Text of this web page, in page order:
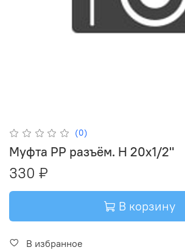
(0)
Муфта PP разъём. Н 20х1/2"
330 ₽
В корзину
В избранное